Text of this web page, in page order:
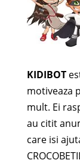
KIDIBOT
motiveaza
mult. Ei
au citit
care isi